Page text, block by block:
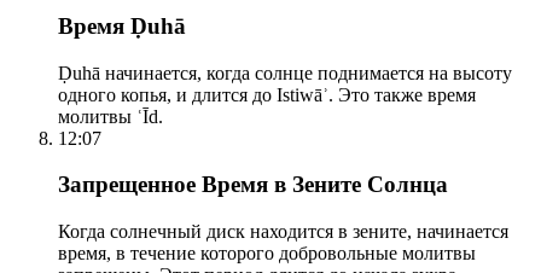
Время Ḍuhā
Ḍuhā начинается, когда солнце поднимается на высоту
одного копья, и длится до Istiwāʾ. Это также время
молитвы ʿĪd.
12:07
Запрещенное Время в Зените Солнца
Когда солнечный диск находится в зените, начинается
время, в течение которого добровольные молитвы